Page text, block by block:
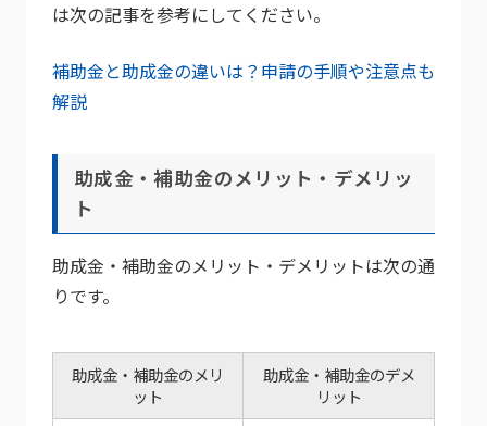
は次の記事を参考にしてください。
補助金と助成金の違いは？申請の手順や注意点も
解説
助成金・補助金のメリット・デメリッ
ト
助成金・補助金のメリット・デメリットは次の通
りです。
助成金・補助金のメリ
ット
助成金・補助金のデメ
リット